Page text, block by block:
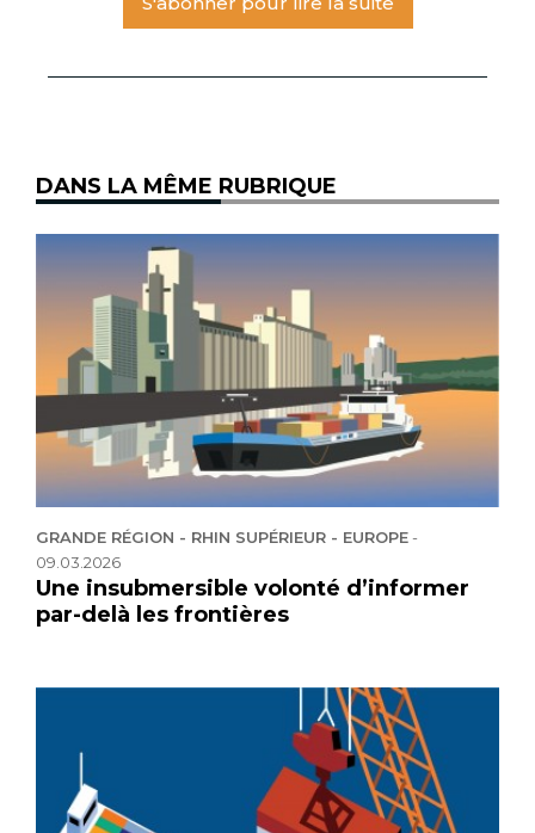
DANS LA MÊME RUBRIQUE
GRANDE RÉGION - RHIN SUPÉRIEUR - EUROPE-
09.03.2026
Une insubmersible volonté d’informer
par-delà les frontières